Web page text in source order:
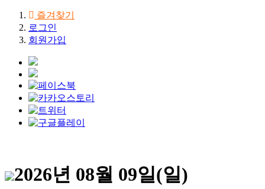
즐겨찾기
로그인
회원가입
2026년 08월 09일(일)